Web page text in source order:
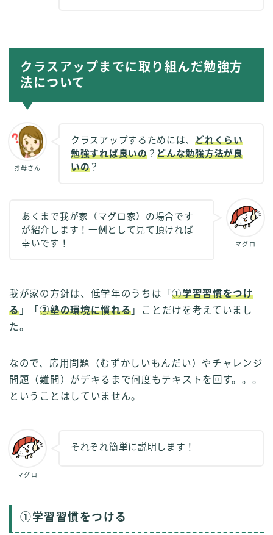
クラスアップまでに取り組んだ勉強方
法について
お母さん
クラスアップするためには、どれくらい
勉強すれば良いの？どんな勉強方法が良
いの ？
マグロ
あくまで我が家（マグロ家）の場合です
が紹介します！一例として見て頂ければ
幸いです！
我が家の方針は、低学年のうちは「①学習習慣をつけ
る」「②塾の環境に慣れる 」ことだけを考えていまし
た。
なので、応用問題（むずかしいもんだい）やチャレンジ
問題（難問）がデキるまで何度もテキストを回す。。。
ということはしていません。
マグロ
それぞれ簡単に説明します！
①学習習慣をつける